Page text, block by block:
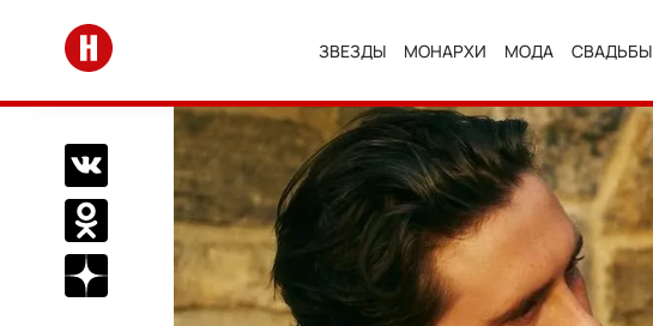
Перейти на главную
ЗВЕЗДЫ МОНАРХИ МОДА СВАДЬБЫ
Поделиться Вконтакте
Поделиться в Одноклассниках
Подписаться на нас в Дзен